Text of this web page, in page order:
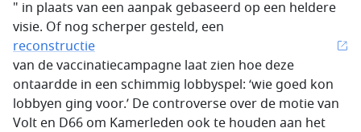
" in plaats van een aanpak gebaseerd op een heldere
visie. Of nog scherper gesteld, een
reconstructie
van de vaccinatiecampagne laat zien hoe deze
ontaardde in een schimmig lobbyspel: ‘wie goed kon
lobbyen ging voor.’ De controverse over de motie van
Volt en D66 om Kamerleden ook te houden aan het